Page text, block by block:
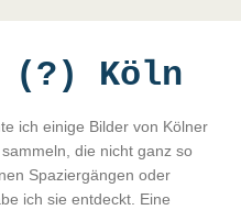
(?) Köln
ich einige Bilder von Kölner
die nicht ganz so
Spaziergängen oder
ich sie entdeckt. Eine